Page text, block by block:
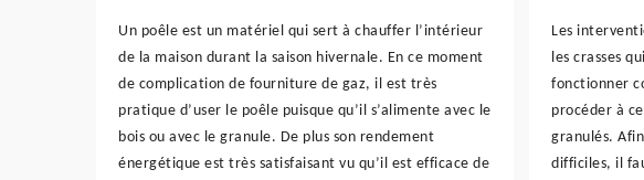
Un poêle est un matériel qui sert à chauffer l’intérieur
de la maison durant la saison hivernale. En ce moment
de complication de fourniture de gaz, il est très
pratique d’user le poêle puisque qu’il s’alimente avec le
bois ou avec le granule. De plus son rendement
énergétique est très satisfaisant vu qu’il est efficace de
Les
les crasses
fonctionner
procéder à
granulés.
difficiles, il